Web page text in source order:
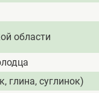
области
глина, суглинок)